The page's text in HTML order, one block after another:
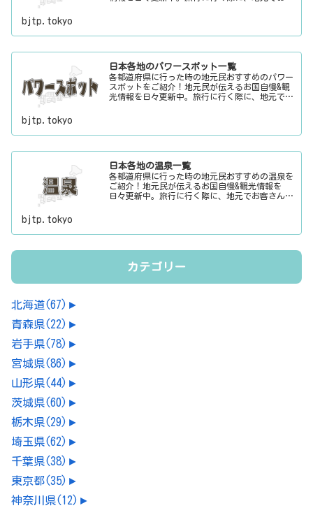
bjtp.tokyo
日本各地のパワースポット一覧
各都道府県に行った時の地元民おすすめのパワー
スポットをご紹介！地元民が伝えるお国自慢&観
光情報を日々更新中。旅行に行く際に、地元でお
bjtp.tokyo
日本各地の温泉一覧
各都道府県に行った時の地元民おすすめの温泉を
ご紹介！地元民が伝えるお国自慢&観光情報を
日々更新中。旅行に行く際に、地元でお客さんを
bjtp.tokyo
カテゴリー
北海道(67) ►
青森県(22) ►
岩手県(78) ►
宮城県(86) ►
山形県(44) ►
茨城県(60) ►
栃木県(29) ►
埼玉県(62) ►
千葉県(38) ►
東京都(35) ►
神奈川県(12) ►